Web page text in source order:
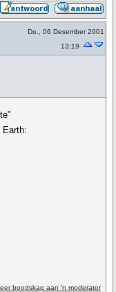
Do., 06 Desember 2001
13:19
Earth:
boodskap aan 'n moderator